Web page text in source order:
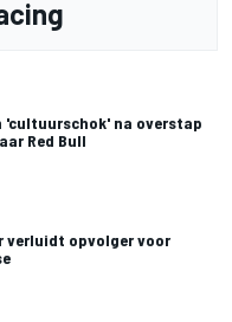
'cultuurschok' na overstap
Red Bull
verluidt opvolger voor